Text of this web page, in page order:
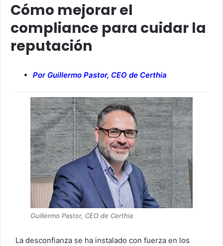
Cómo mejorar el
compliance para cuidar la
reputación
Por Guillermo Pastor, CEO de Certhia
Guillermo Pastor, CEO de Certhia
La desconfianza se ha instalado con fuerza en los